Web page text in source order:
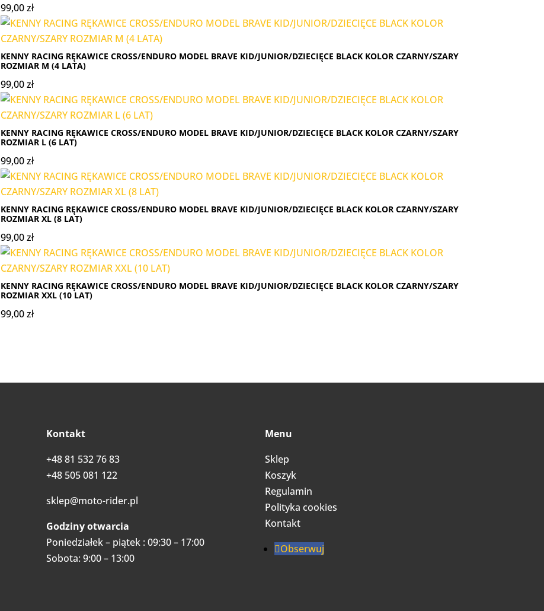
99,00zł
KENNY RACING RĘKAWICE CROSS/ENDURO MODEL BRAVE KID/JUNIOR/DZIECIĘCE BLACK KOLOR CZARNY/SZARY
ROZMIAR M (4 LATA)
99,00zł
KENNY RACING RĘKAWICE CROSS/ENDURO MODEL BRAVE KID/JUNIOR/DZIECIĘCE BLACK KOLOR CZARNY/SZARY
ROZMIAR L (6 LAT)
99,00zł
KENNY RACING RĘKAWICE CROSS/ENDURO MODEL BRAVE KID/JUNIOR/DZIECIĘCE BLACK KOLOR CZARNY/SZARY
ROZMIAR XL (8 LAT)
99,00zł
KENNY RACING RĘKAWICE CROSS/ENDURO MODEL BRAVE KID/JUNIOR/DZIECIĘCE BLACK KOLOR CZARNY/SZARY
ROZMIAR XXL (10 LAT)
99,00zł
Kontakt
+48 81 532 76 83
+48 505 081 122
sklep@moto-rider.pl
Godziny otwarcia
Poniedziałek – piątek : 09:30 – 17:00
Sobota: 9:00 – 13:00
Menu
Sklep
Koszyk
Regulamin
Polityka cookies
Kontakt
Obserwuj